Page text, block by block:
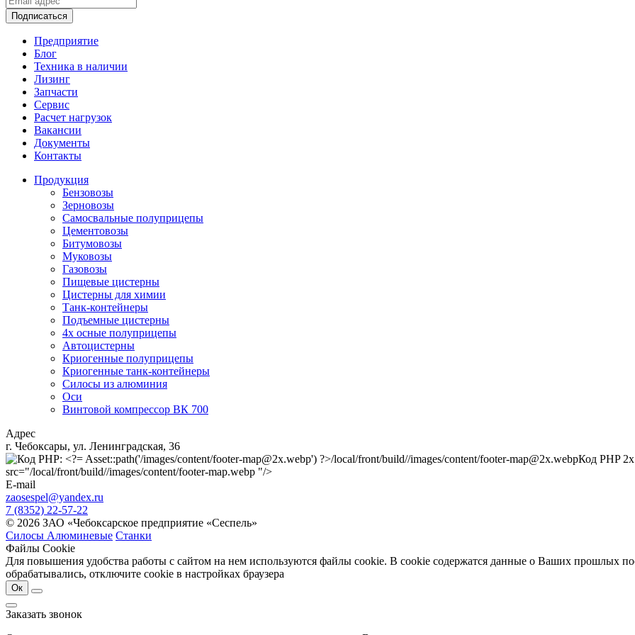
Подписаться
Предприятие
Блог
Техника в наличии
Лизинг
Запчасти
Сервис
Расчет нагрузок
Вакансии
Документы
Контакты
Продукция
Бензовозы
Зерновозы
Самосвальные полуприцепы
Цементовозы
Битумовозы
Муковозы
Газовозы
Пищевые цистерны
Цистерны для химии
Танк-контейнеры
Подъемные цистерны
4х осные полуприцепы
Автоцистерны
Криогенные полуприцепы
Криогенные танк-контейнеры
Силосы из алюминия
Оси
Винтовой компрессор ВК 700
Адрес
г. Чебоксары, ул. Ленинградская, 36
/local/front/build//images/content/footer-map@2x.webpКод PHP
src="/local/front/build//images/content/footer-map.webp "/>
E-mail
zaosespel@yandex.ru
7 (8352) 22-57-22
© 2026 ЗАО «Чебоксарское предприятие «Сеспель»
Силосы Алюминевые Станки
Файлы Cookie
Для повышения удобства работы с сайтом на нем используются файлы cookie. В cookie содержатся данные о Ваших прошлых
обрабатывались, отключите cookie в настройках браузера
Ок
Заказать звонок